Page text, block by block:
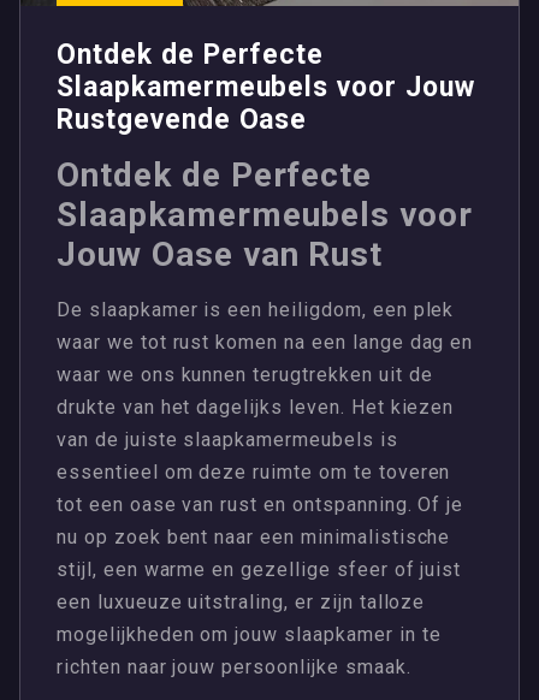
Ontdek de Perfecte
Slaapkamermeubels voor Jouw
Rustgevende Oase
Ontdek de Perfecte
Slaapkamermeubels voor
Jouw Oase van Rust
De slaapkamer is een heiligdom, een plek
waar we tot rust komen na een lange dag en
waar we ons kunnen terugtrekken uit de
drukte van het dagelijks leven. Het kiezen
van de juiste slaapkamermeubels is
essentieel om deze ruimte om te toveren
tot een oase van rust en ontspanning. Of je
nu op zoek bent naar een minimalistische
stijl, een warme en gezellige sfeer of juist
een luxueuze uitstraling, er zijn talloze
mogelijkheden om jouw slaapkamer in te
richten naar jouw persoonlijke smaak.